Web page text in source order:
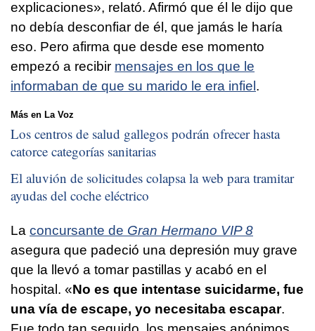
explicaciones», relató. Afirmó que él le dijo que
no debía desconfiar de él, que jamás le haría
eso. Pero afirma que desde ese momento
empezó a recibir mensajes en los que le
informaban de que su marido le era infiel.
Más en La Voz
Los centros de salud gallegos podrán ofrecer hasta
catorce categorías sanitarias
El aluvión de solicitudes colapsa la web para tramitar
ayudas del coche eléctrico
La concursante de Gran Hermano VIP 8
asegura que padeció una depresión muy grave
que la llevó a tomar pastillas y acabó en el
hospital. «No es que intentase suicidarme, fue
una vía de escape, yo necesitaba escapar.